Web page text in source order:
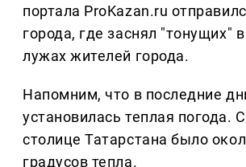
портала ProKazan.ru
города, где заснял "тонущих"
лужах жителей города.
Напомним, что в последние
установилась теплая погода.
столице Татарстана было
градусов тепла.